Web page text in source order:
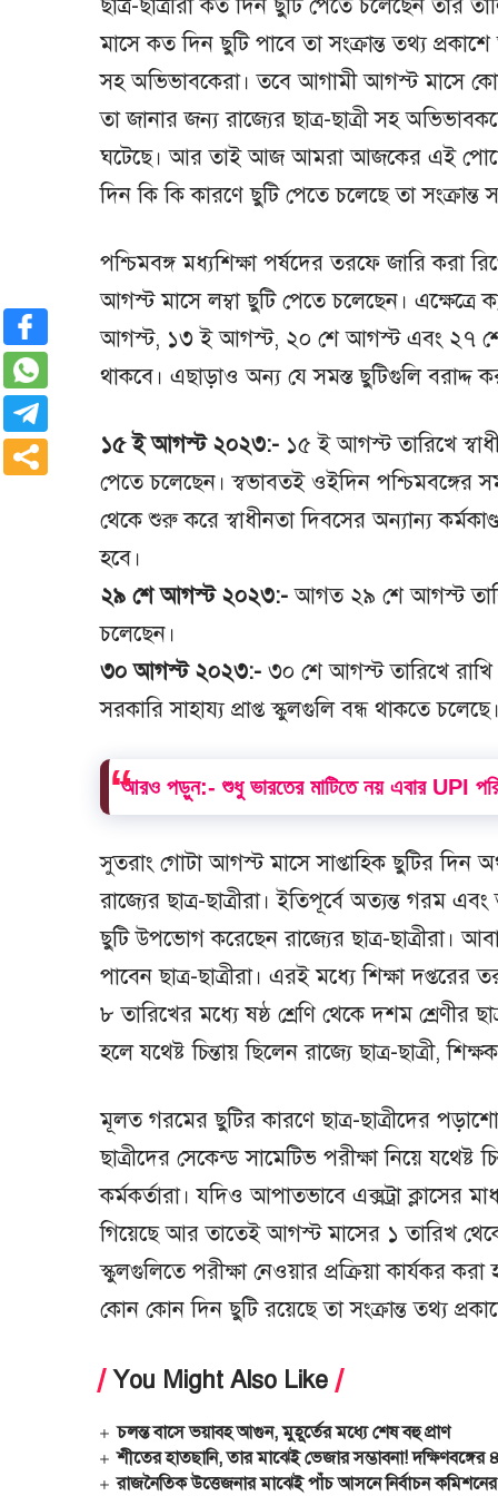
ছাত্র-ছাত্রীরা কত দিন ছুটি পেতে চলেছেন তার
মাসে কত দিন ছুটি পাবে তা সংক্রান্ত তথ্য
সহ অভিভাবকেরা। তবে আগামী আগস্ট মাসে
তা জানার জন্য রাজ্যের ছাত্র-ছাত্রী সহ
ঘটেছে। আর তাই আজ আমরা আজকের এই পোস্টে
দিন কি কি কারণে ছুটি পেতে চলেছে তা
পশ্চিমবঙ্গ মধ্যশিক্ষা পর্ষদের তরফে জারি করা
আগস্ট মাসে লম্বা ছুটি পেতে চলেছেন।
আগস্ট, ১৩ ই আগস্ট, ২০ শে আগস্ট এবং ২৭ শে
থাকবে। এছাড়াও অন্য যে সমস্ত ছুটিগুলি বরাদ্দ
১৫ ই আগস্ট ২০২৩:- ১৫ ই আগস্ট তারিখে
পেতে চলেছেন। স্বভাবতই ওইদিন পশ্চিমবঙ্গের
থেকে শুরু করে স্বাধীনতা দিবসের অন্যান্য
হবে।
২৯ শে আগস্ট ২০২৩:- আগত ২৯ শে আগস্ট
চলেছেন।
৩০ আগস্ট ২০২৩:-৩০ শে আগস্ট তারিখে রাখি
সরকারি সাহায্য প্রাপ্ত স্কুলগুলি বন্ধ থাকতে
আরও পড়ুন:-শুধু ভারতের মাটিতে নয় এবার UPI
সুতরাং গোটা আগস্ট মাসে সাপ্তাহিক ছুটির দিন
রাজ্যের ছাত্র-ছাত্রীরা। ইতিপূর্বে অত্যন্ত গরম
ছুটি উপভোগ করেছেন রাজ্যের ছাত্র-ছাত্রীরা।
পাবেন ছাত্র-ছাত্রীরা। এরই মধ্যে শিক্ষা
৮ তারিখের মধ্যে ষষ্ঠ শ্রেণি থেকে দশম শ্রেণীর
হলে যথেষ্ট চিন্তায় ছিলেন রাজ্যে ছাত্র-ছাত্রী,
মূলত গরমের ছুটির কারণে ছাত্র-ছাত্রীদের
ছাত্রীদের সেকেন্ড সামেটিভ পরীক্ষা নিয়ে
কর্মকর্তারা। যদিও আপাতভাবে এক্সট্রা ক্লাসের
গিয়েছে আর তাতেই আগস্ট মাসের ১ তারিখ থেকে
স্কুলগুলিতে পরীক্ষা নেওয়ার প্রক্রিয়া কার্যকর
কোন কোন দিন ছুটি রয়েছে তা সংক্রান্ত তথ্য
You Might Also Like
চলন্ত বাসে ভয়াবহ আগুন, মুহূর্তের মধ্যে শেষ বহু প্রাণ
শীতের হাতছানি, তার মাঝেই ভেজার সম্ভাবনা!
রাজনৈতিক উত্তেজনার মাঝেই পাঁচ আসনে নির্বাচন